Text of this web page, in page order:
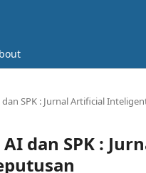
dan SPK : Jurnal Artificial
AI dan SPK :